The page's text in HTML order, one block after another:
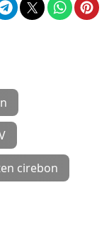
cirebon